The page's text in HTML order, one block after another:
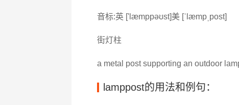
音标:英 ['læmppəʊst]美 [ˈlæmpˌpost]
街灯柱
a metal post supporting an outdoor
lamppost的用法和例句：